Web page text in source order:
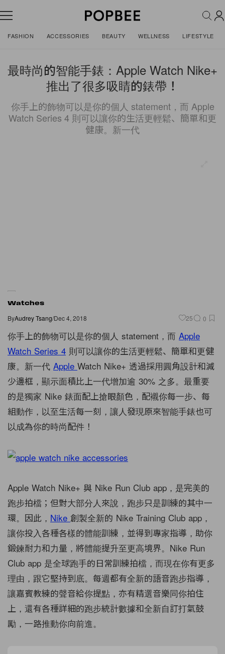
FASHION ACCESSORIES BEAUTY WELLNESS LIFESTYLE
最時尚的智能手錶：Apple Watch Nike+
推出了很多吸睛的錶帶！
你手上的飾物可以是你的個人 statement，而 Apple
Watch Series 4 則可以讓你的生活更輕鬆、簡單和更
健康。新一代
Watches
ByAudrey Tsang/Dec 4, 2018 25 0
你手上的飾物可以是你的個人 statement，而 Apple
Watch Series 4 則可以讓你的生活更輕鬆、簡單和更健
康。新一代 Apple Watch Nike+ 透過採用圓角設計和減
少邊框，顯示面積比上一代增加逾 30% 之多。最重要
的是獨家 Nike 錶面配上搶眼顏色，配襯你每一步、每
組動作，以至生活每一刻，讓人發現原來智能手錶也可
以成為你的時尚配件！
Apple Watch Nike+ 與 Nike Run Club app，是完美的
跑步拍檔；但對大部分人來說，跑步只是訓練的其中一
環。因此， Nike 創製全新的 Nike Training Club app，
讓你投入各種各樣的體能訓練，並得到專家指導，助你
鍛鍊耐力和力量，將體能提升至更高境界。Nike Run
Club app 是全球跑手的日常訓練拍檔，而現在你有更多
理由，跟它堅持到底。每週都有全新的語音跑步指導，
讓嘉賓教練的聲音給你提點，亦有精選音樂同你拍住
上，還有各種詳細的跑步統計數據和全新自訂打氣鼓
勵，一路推動你向前進。